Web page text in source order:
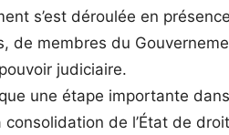
s’est déroulée en
de membres du
judiciaire.
une étape importante
de l’État de